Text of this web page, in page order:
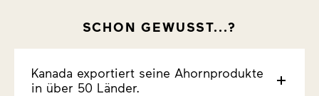
SCHON GEWUSST...?
Kanada exportiert seine Ahornprodukte
in über 50 Länder.